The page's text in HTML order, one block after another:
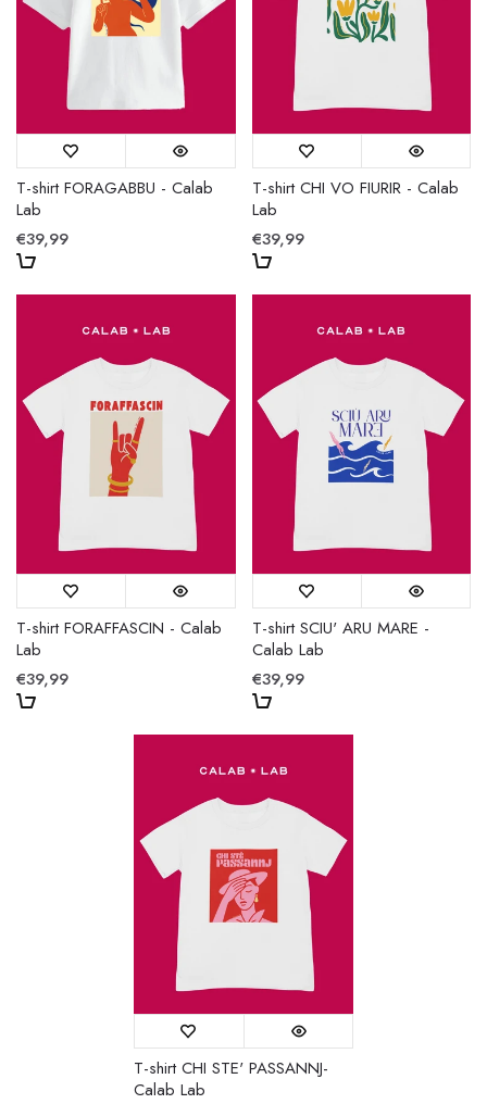
T-shirt FORAGABBU - Calab
Lab
€39,99
T-shirt CHI VO FIURIR - Calab
Lab
€39,99
T-shirt FORAFFASCIN - Calab
Lab
€39,99
T-shirt SCIU' ARU MARE -
Calab Lab
€39,99
T-shirt CHI STE' PASSANNJ-
Calab Lab